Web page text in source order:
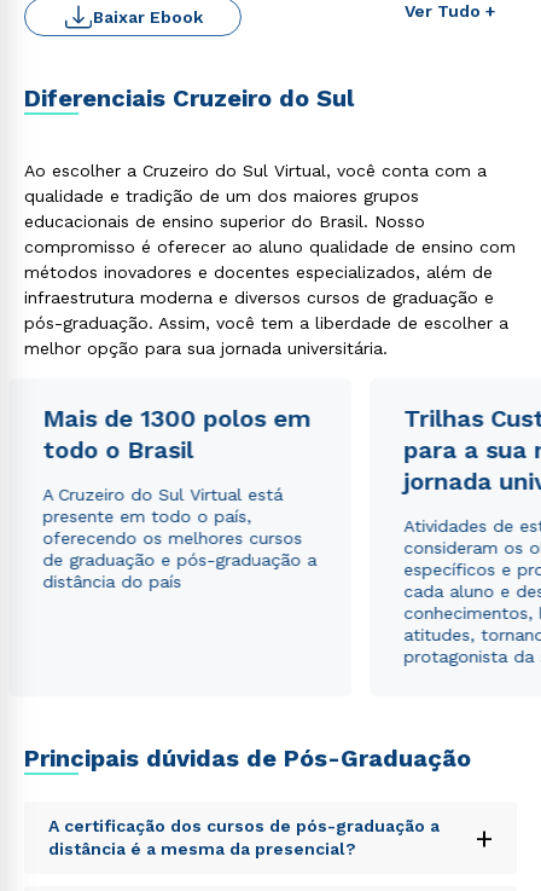
Ver Tudo +
Baixar Ebook
Diferenciais Cruzeiro do Sul
Ao escolher a Cruzeiro do Sul Virtual, você conta com a
qualidade e tradição de um dos maiores grupos
educacionais de ensino superior do Brasil. Nosso
compromisso é oferecer ao aluno qualidade de ensino com
métodos inovadores e docentes especializados, além de
infraestrutura moderna e diversos cursos de graduação e
pós-graduação. Assim, você tem a liberdade de escolher a
melhor opção para sua jornada universitária.
Mais de 1300 polos em
todo o Brasil
A Cruzeiro do Sul Virtual está
presente em todo o país,
oferecendo os melhores cursos
de graduação e pós-graduação a
distância do país
Trilhas
para a sua
jornada
Atividades de
consideram os
específicos e
cada aluno e
conhecimentos,
atitudes,
protagonista da
Principais dúvidas de Pós-Graduação
A certificação dos cursos de pós-graduação a
distância é a mesma da presencial?
+
ou